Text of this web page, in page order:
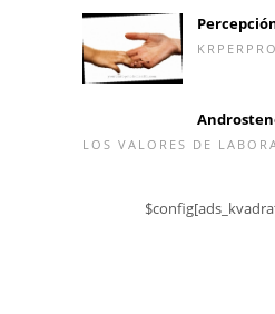
LOS VALORES DE